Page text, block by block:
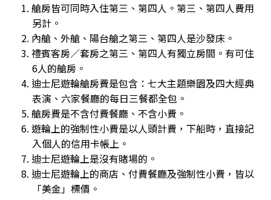
1. 艙房皆可同時入住第三、第四人。第三、第四人費用
另計。
2. 內艙、外艙、陽台艙之第三、第四人是沙發床。
3. 禮賓客房／套房之第三、第四人有獨立房間。有可住
6人的艙房。
4. 迪士尼遊輪艙房費是包含：七大主題樂園及四大經典
表演、六家餐廳的每日三餐都全包。
5. 艙房費是不含付費餐廳、不含小費。
6. 遊輪上的強制性小費是以人頭計費，下船時，直接記
入個人的信用卡帳上。
7. 迪士尼遊輪上是沒有賭場的。
8. 迪士尼遊輪上的商店、付費餐廳及強制性小費，皆以
「美金」標價。